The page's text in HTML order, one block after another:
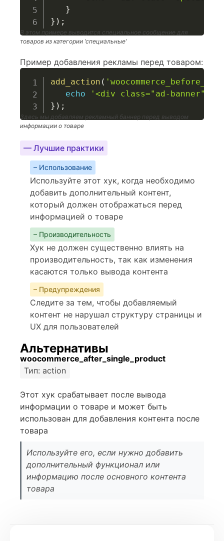
}
} ) ;
В этом примере выводится специальное сообщение для
товаров из категории ‘специальные’
Пример добавления рекламы перед товаром:
add_action (
echo
'<div class="ad-
} ) ;
Здесь мы добавляем рекламный баннер перед выводом
информации о товаре
— Лучшие практики
– Использование
Используйте этот хук, когда необходимо
добавить дополнительный контент,
который должен отображаться перед
информацией о товаре
– Производительность
Хук не должен существенно влиять на
производительность, так как изменения
касаются только вывода контента
– Предупреждения
Следите за тем, чтобы добавляемый
контент не нарушал структуру страницы и
UX для пользователей
Альтернативы
woocommerce_after_single_product
Тип: action
Этот хук срабатывает после вывода
информации о товаре и может быть
использован для добавления контента после
товара
Используйте его, если нужно добавить
дополнительный функционал или
информацию после основного контента
товара